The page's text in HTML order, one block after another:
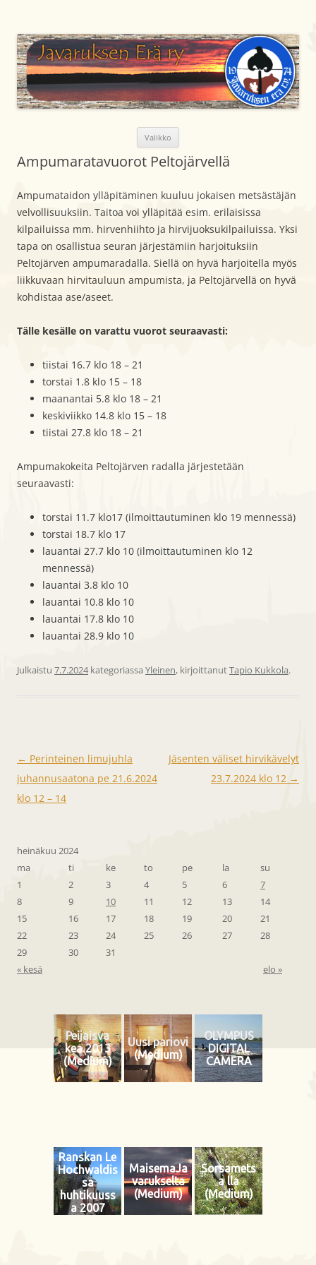
Valikko
Ampumaratavuorot Peltojärvellä
Ampumataidon ylläpitäminen kuuluu jokaisen metsästäjän
velvollisuuksiin. Taitoa voi ylläpitää esim. erilaisissa
kilpailuissa mm. hirvenhiihto ja hirvijuoksukilpailuissa. Yksi
tapa on osallistua seuran järjestämiin harjoituksiin
Peltojärven ampumaradalla. Siellä on hyvä harjoitella myös
liikkuvaan hirvitauluun ampumista, ja Peltojärvellä on hyvä
kohdistaa ase/aseet.
Tälle kesälle on varattu vuorot seuraavasti:
tiistai 16.7 klo 18 – 21
torstai 1.8 klo 15 – 18
maanantai 5.8 klo 18 – 21
keskiviikko 14.8 klo 15 – 18
tiistai 27.8 klo 18 – 21
Ampumakokeita Peltojärven radalla järjestetään
seuraavasti:
torstai 11.7 klo17 (ilmoittautuminen klo 19 mennessä)
torstai 18.7 klo 17
lauantai 27.7 klo 10 (ilmoittautuminen klo 12
mennessä)
lauantai 3.8 klo 10
lauantai 10.8 klo 10
lauantai 17.8 klo 10
lauantai 28.9 klo 10
Julkaistu 7.7.2024 kategoriassa Yleinen, kirjoittanutTapio Kukkola.
Artikkelien
selaus
← Perinteinen limujuhla
juhannusaatona pe 21.6.2024
klo 12 – 14
Jäsenten väliset hirvikävelyt
23.7.2024 klo 12 →
heinäkuu 2024
ma
ti ke to pe la
su
1
2 3 4 5 6
7
8
9 10 11 12 13
14
15
16 17 18 19 20
21
22
23 24 25 26 27
28
29
30
31
« kesä
elo »
Peijaisva
kea 2013
(Medium)
Uusi pariovi
(Medium)
OLYMPUS
DIGITAL
CAMERA
Ranskan Le
Hochwaldis
sa
huhtikuuss
a 2007
MaisemaJa
varukselta
(Medium)
Sorsamets
a lla
(Medium)